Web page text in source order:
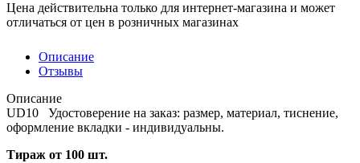
Цена действительна только для интернет-магазина и может
отличаться от цен в розничных магазинах
Описание
Отзывы
Описание
UD10 Удостоверение на заказ: размер, материал, тиснение,
оформление вкладки - индивидуальны.
Тираж от 100 шт.